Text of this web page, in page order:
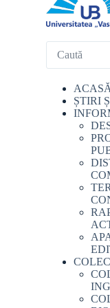
ACASĂ
ȘTIRI